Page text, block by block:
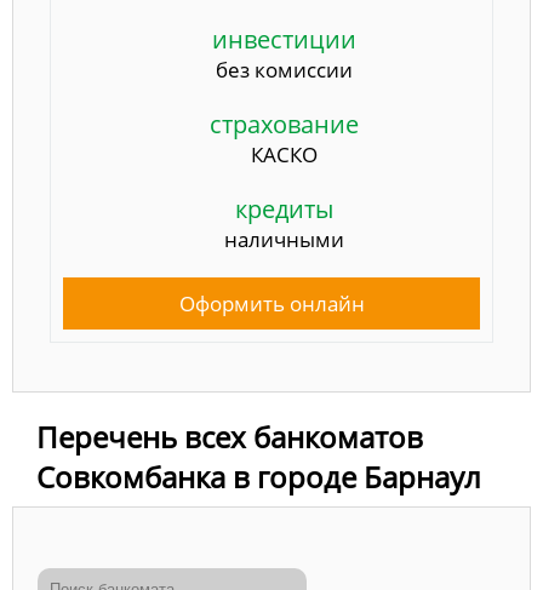
инвестиции
без комиссии
страхование
КАСКО
кредиты
наличными
Оформить онлайн
Перечень всех банкоматов
Совкомбанка в городе Барнаул